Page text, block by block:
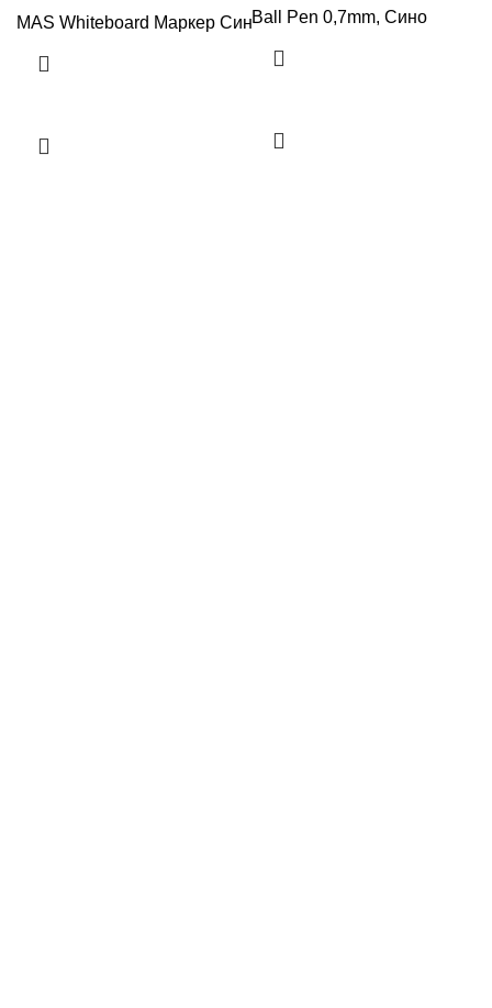
MAS Whiteboard Маркер СинBall Pen 0,7mm, Сино